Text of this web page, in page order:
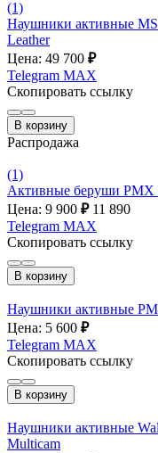
(1)
Наушники активные
Leather
Цена: 49 700 ₽
Telegram MAX
Скопировать ссылку
В корзину
Распродажа
(1)
Активные беруши PMX
Цена: 9 900 ₽ 11 890
Telegram MAX
Скопировать ссылку
В корзину
Наушники активные
Цена: 5 600 ₽
Telegram MAX
Скопировать ссылку
В корзину
Наушники активные
Multicam